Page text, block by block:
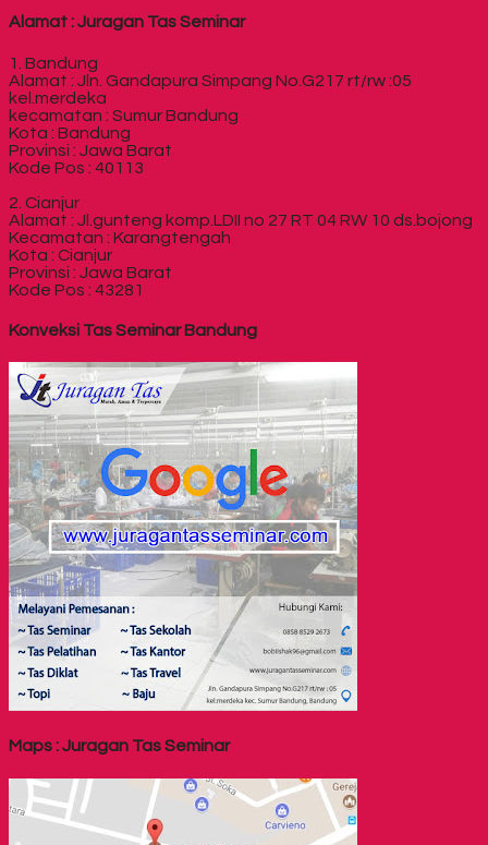
Alamat : Juragan Tas Seminar
1. Bandung
Alamat : Jln. Gandapura Simpang No.G217 rt/rw :05
kel.merdeka
kecamatan : Sumur Bandung
Kota : Bandung
Provinsi : Jawa Barat
Kode Pos : 40113
2. Cianjur
Alamat : Jl.gunteng komp.LDII no 27 RT 04 RW 10 ds.bojong
Kecamatan : Karangtengah
Kota : Cianjur
Provinsi : Jawa Barat
Kode Pos : 43281
Konveksi Tas Seminar Bandung
Maps : Juragan Tas Seminar